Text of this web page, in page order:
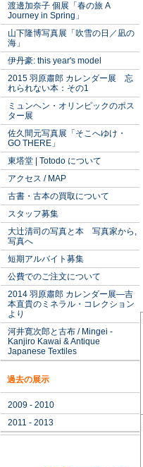
渡邊加奈子 個展「春の旅 A
Journey in Spring」
山下隆博写真展「吹雪の日／凪の
海」
伊丹豪: this year's model
2015 羽原肅郎 カレンダー展 忘
れられない本：その1
ミュンヘン・オリンピックのポス
ター展
佐久間元写真展「そこへゆけ・
GO THERE」
東塔堂 | Totodo について
アクセス / MAP
古書・古本の買取について
スタッフ募集
大辻清司の写真と本 写真家から,
写真へ
短期アルバイト募集
公費でのご注文について
2014 羽原肅郎 カレンダー展―吉
本直貴のミネラル・コレクション
より
河井寛次郎と古布 / Mingei -
Kanjiro Kawai & Antique
Japanese Textiles
過去の展示
2009 - 2010
2011 - 2013